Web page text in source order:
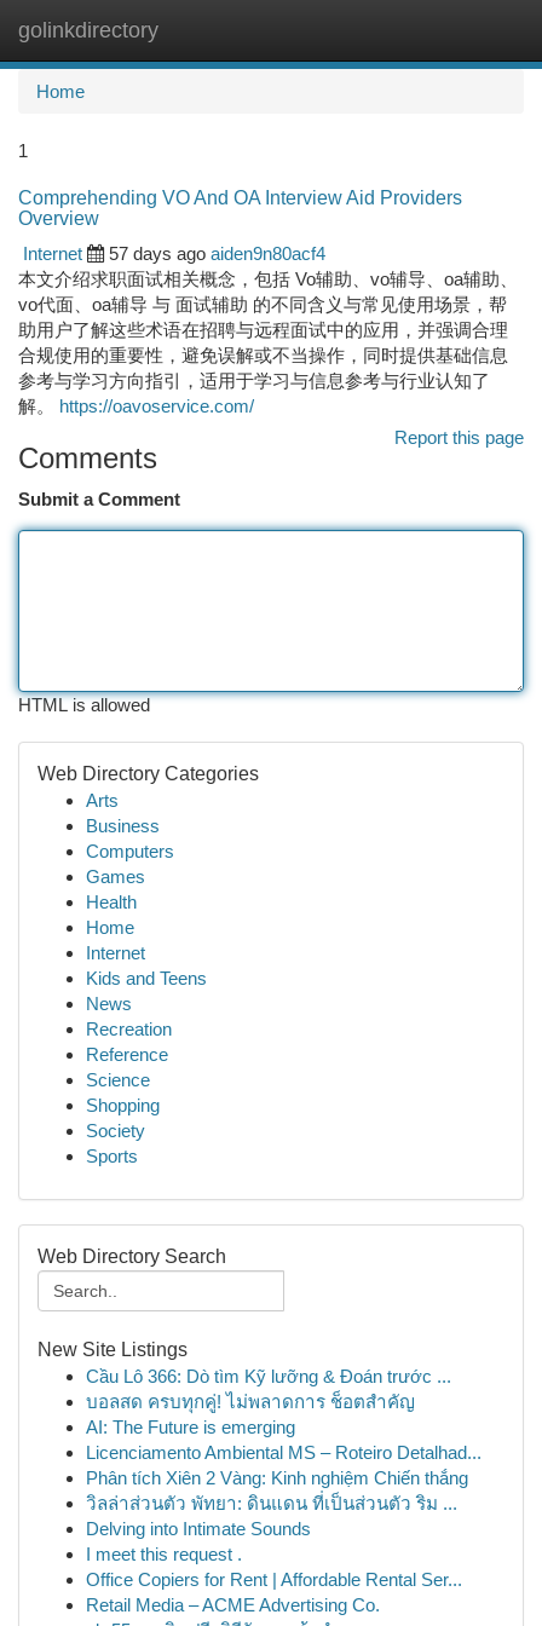
golinkdirectory
Home
1
Comprehending VO And OA Interview Aid Providers
Overview
Internet
57 days ago aiden9n80acf4
本文介绍求职面试相关概念，包括 Vo辅助、vo辅导、oa辅助、
vo代面、oa辅导 与 面试辅助 的不同含义与常见使用场景，帮
助用户了解这些术语在招聘与远程面试中的应用，并强调合理
合规使用的重要性，避免误解或不当操作，同时提供基础信息
参考与学习方向指引，适用于学习与信息参考与行业认知了
解。 https://oavoservice.com/
Report this page
Comments
Submit a Comment
HTML is allowed
Web Directory Categories
Arts
Business
Computers
Games
Health
Home
Internet
Kids and Teens
News
Recreation
Reference
Science
Shopping
Society
Sports
Web Directory Search
New Site Listings
Cầu Lô 366: Dò tìm Kỹ lưỡng & Đoán trước ...
บอลสด ครบทุกคู่! ไม่พลาดการ ช็อตสำคัญ
AI: The Future is emerging
Licenciamento Ambiental MS – Roteiro Detalhad...
Phân tích Xiên 2 Vàng: Kinh nghiệm Chiến thắng
วิลล่าส่วนตัว พัทยา: ดินแดน ที่เป็นส่วนตัว ริม ...
Delving into Intimate Sounds
I meet this request .
Office Copiers for Rent | Affordable Rental Ser...
Retail Media – ACME Advertising Co.